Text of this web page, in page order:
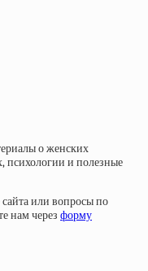
о женских
психологии и полезные
или вопросы по
нам через форму